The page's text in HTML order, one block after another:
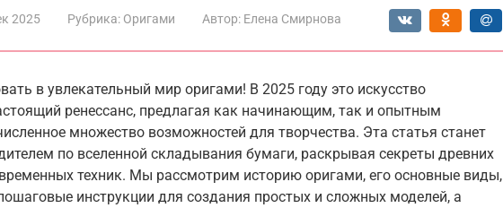
2025 Рубрика: Оригами Автор: Елена Смирнова
в увлекательный мир оригами! В 2025 году это искусство
ренессанс, предлагая как начинающим, так и опытным
множество возможностей для творчества. Эта статья станет
по вселенной складывания бумаги, раскрывая секреты древних
техник. Мы рассмотрим историю оригами, его основные виды,
инструкции для создания простых и сложных моделей, а